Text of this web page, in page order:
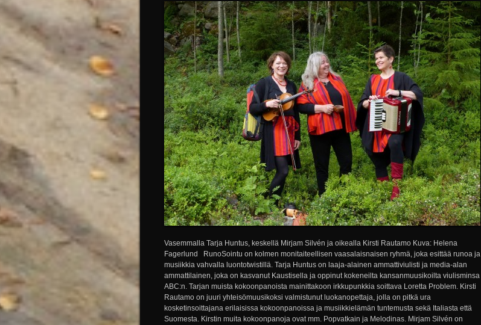
Vasemmalla Tarja Huntus, keskellä Mirjam Silvén ja oikealla Kirsti Rautamo Kuva: Helena
Fagerlund RunoSointu on kolmen monitaiteellisen vaasalaisnaisen ryhmä, joka esittää runoa ja
musiikkia vahvalla luontotwistillä. Tarja Huntus on laaja-alainen ammattiviulisti ja media-alan
ammattilainen, joka on kasvanut Kaustisella ja oppinut kokeneilta kansanmuusikoilta viulisminsa
ABC:n. Tarjan muista kokoonpanoista mainittakoon irkkupunkkia soittava Loretta Problem. Kirsti
Rautamo on juuri yhteisömuusikoksi valmistunut luokanopettaja, jolla on pitkä ura
kosketinsoittajana erilaisissa kokoonpanoissa ja musiikkielämän tuntemusta sekä Italiasta että
Suomesta. Kirstin muita kokoonpanoja ovat mm. Popvatkain ja Melodinas. Mirjam Silvén on